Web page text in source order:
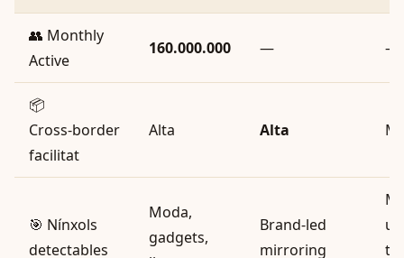
👥 Monthly
Active
160.000.000 — —
📦
Cross‑border
facilitat
Alta Alta
🎯 Nínxols
detectables
Moda,
gadgets,
Brand‑led
mirroring